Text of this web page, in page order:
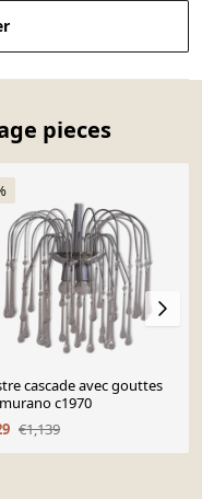
pieces
cascade avec gouttes
c1970
€1,139